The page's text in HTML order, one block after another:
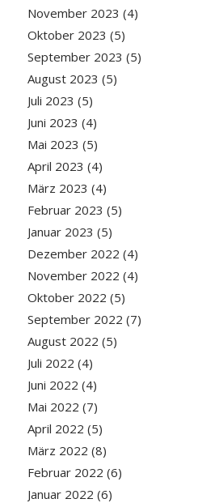
November 2023 (4)
Oktober 2023 (5)
September 2023 (5)
August 2023 (5)
Juli 2023 (5)
Juni 2023 (4)
Mai 2023 (5)
April 2023 (4)
März 2023 (4)
Februar 2023 (5)
Januar 2023 (5)
Dezember 2022 (4)
November 2022 (4)
Oktober 2022 (5)
September 2022 (7)
August 2022 (5)
Juli 2022 (4)
Juni 2022 (4)
Mai 2022 (7)
April 2022 (5)
März 2022 (8)
Februar 2022 (6)
Januar 2022 (6)